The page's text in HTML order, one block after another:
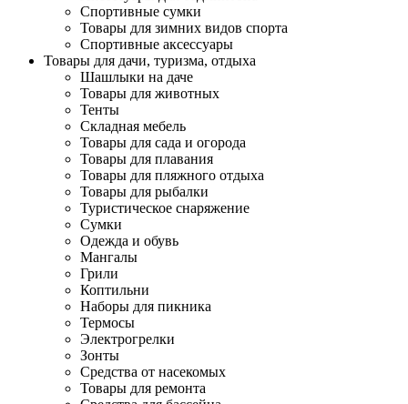
Спортивные сумки
Товары для зимних видов спорта
Спортивные аксессуары
Товары для дачи, туризма, отдыха
Шашлыки на даче
Товары для животных
Тенты
Складная мебель
Товары для сада и огорода
Товары для плавания
Товары для пляжного отдыха
Товары для рыбалки
Туристическое снаряжение
Сумки
Одежда и обувь
Мангалы
Грили
Коптильни
Наборы для пикника
Термосы
Электрогрелки
Зонты
Средства от насекомых
Товары для ремонта